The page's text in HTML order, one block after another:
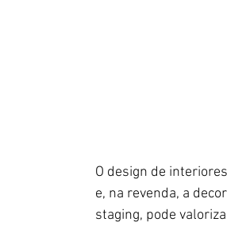
O design de
e, na revenda, a
staging, pode